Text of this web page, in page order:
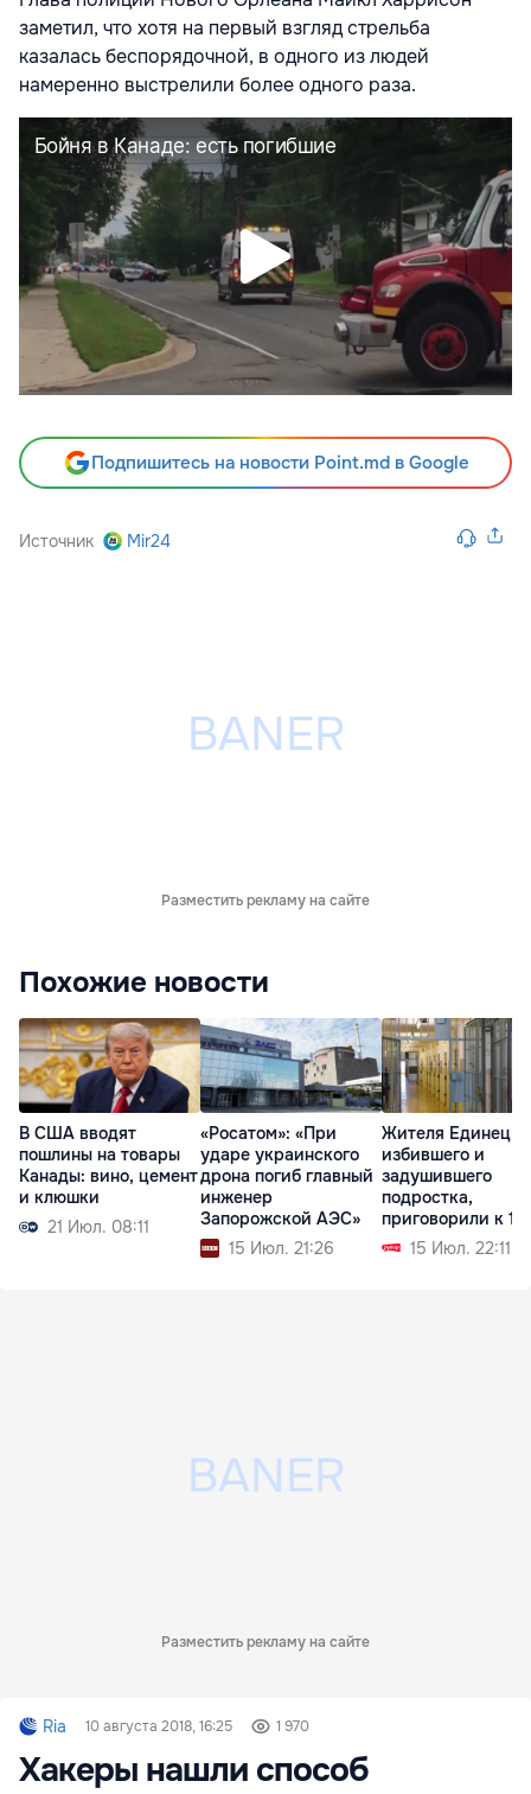
заметил, что хотя на первый взгляд стрельба
казалась беспорядочной, в одного из людей
намеренно выстрелили более одного раза.
Подпишитесь на новости Point.md в Google
Источник Mir24
Разместить рекламу на сайте
Похожие новости
В США вводят
пошлины на товары
Канады: вино, цемент
и клюшки
21 Июл. 08:11
«Росатом»: «При
ударе украинского
дрона погиб главный
инженер
Запорожской АЭС»
15 Июл. 21:26
Жителя Единец,
избившего и
задушившего
подростка,
приговорили к 18
годам тюрьмы
15 Июл. 22:11
Разместить рекламу на сайте
Ria 10 августа 2018, 16:25 1 970
Хакеры нашли способ